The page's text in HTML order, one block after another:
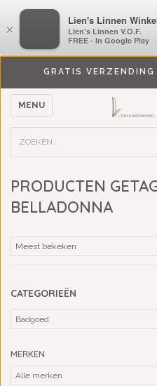
GRATIS
MENU
PRODUCTEN
BELLADONNA
CATEGORIEËN
MERKEN
×
Lien's Linnen V.O.F.
FREE - In Google Play
×
Lien's Linnen
Lien's Linnen V.O.F.
FREE - In Google Play